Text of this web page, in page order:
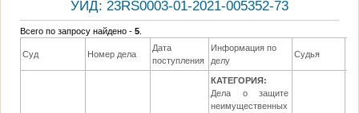
УИД: 23RS0003-01-2021-005352-73
Всего по запросу найдено -5
Суд Номер дела
Дата
поступления
Информация по
делу
Судья
КАТЕГОРИЯ:
Дела о защите
неимущественных